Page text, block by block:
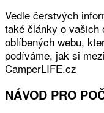
Vedle čerstvých
také články o vašich
oblíbených webu,
podíváme, jak si
CamperLIFE.cz
NÁVOD PRO